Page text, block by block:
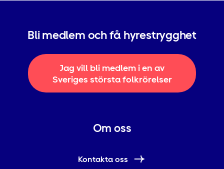
Bli medlem och få hyrestrygghet
Jag vill bli medlem i en av
Sveriges största folkrörelser
Om oss
Kontakta oss